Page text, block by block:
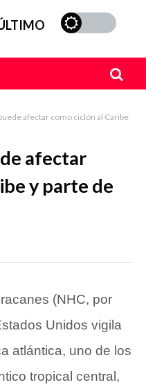
afectar como ciclón al Caribe
afectar
y parte de
(NHC, por
Unidos vigila
atlántica, uno de los
tropical central,